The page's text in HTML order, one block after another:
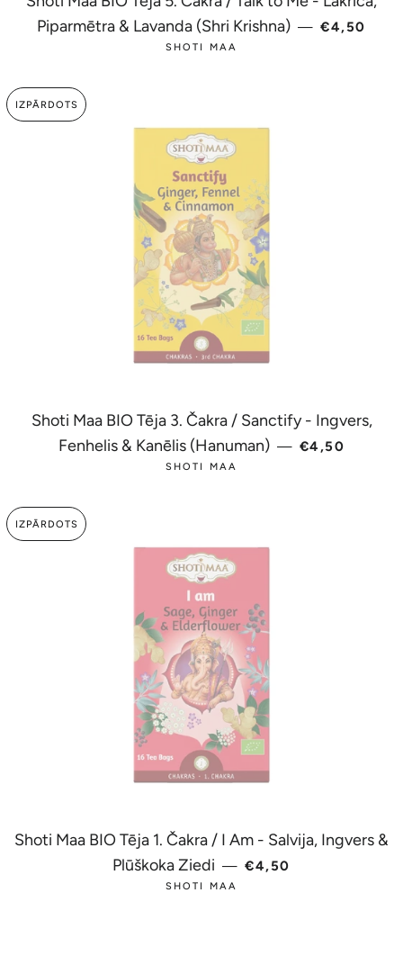
Piparmētra & Lavanda (Shri Krishna) — PARASTĀ
€4,50
SHOTI MAA
IZPĀRDOTS
Shoti Maa BIO Tēja 3. Čakra / Sanctify - Ingvers,
Fenhelis & Kanēlis (Hanuman) — PARASTĀ
€4,50
SHOTI MAA
IZPĀRDOTS
Shoti Maa BIO Tēja 1. Čakra / I Am - Salvija, Ingvers &
Plūškoka Ziedi — PARASTĀ CENA
€4,50
SHOTI MAA